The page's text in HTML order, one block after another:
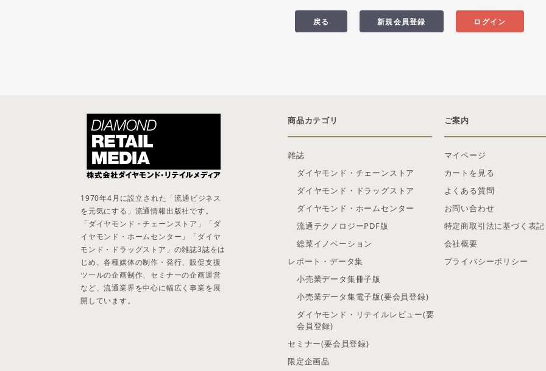
ログイン
新規会員登録
戻る
商品カテゴリ
雑誌
ダイヤモンド・チェーンストア
ダイヤモンド・ドラッグストア
ダイヤモンド・ホームセンター
流通テクノロジーPDF版
総菜イノベーション
レポート・データ集
小売業データ集冊子版
小売業データ集電子版(要会員登録)
ダイヤモンド・リテイルレビュー(要
会員登録)
セミナー(要会員登録)
限定企画品
ご案内
マイページ
カートを見る
よくある質問
お問い合わせ
特定商取引法に基づく表記
会社概要
プライバシーポリシー
1970年4月に設立された「流通ビジネス
を元気にする」流通情報出版社です。
「ダイヤモンド・チェーンストア」「ダ
イヤモンド・ホームセンター」「ダイヤ
モンド・ドラッグストア」の雑誌3誌をは
じめ、各種媒体の制作・発行、販促支援
ツールの企画制作、セミナーの企画運営
など、流通業界を中心に幅広く事業を展
開しています。